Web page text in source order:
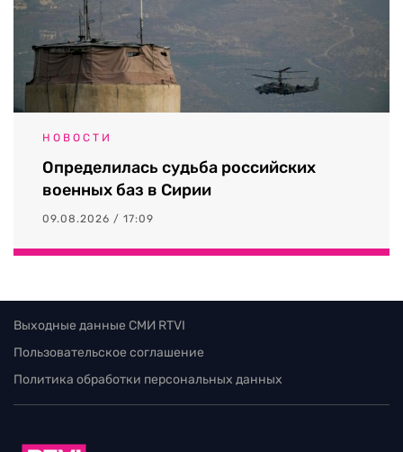
НОВОСТИ
Определилась судьба российских
военных баз в Сирии
09.08.2026 / 17:09
Выходные данные СМИ RTVI
Пользовательское соглашение
Политика обработки персональных данных